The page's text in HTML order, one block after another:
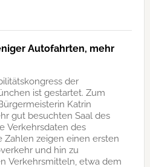
Autofahrten, mehr
der
ist gestartet. Zum
Katrin
gut besuchten Saal des
Verkehrsdaten des
Zahlen zeigen einen ersten
und hin zu
Verkehrsmitteln, etwa dem